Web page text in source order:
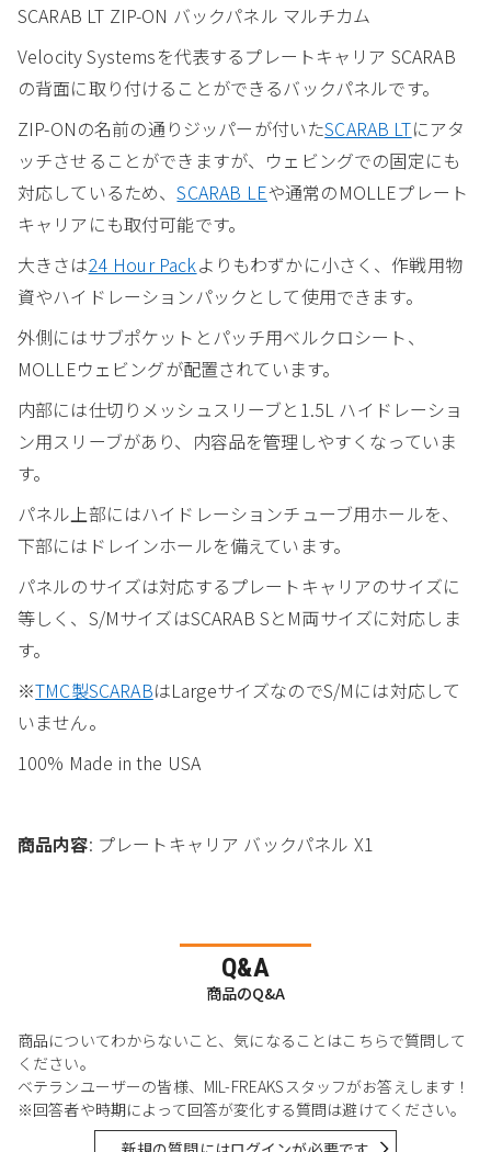
SCARAB LT ZIP-ON バックパネル マルチカム
Velocity Systemsを代表するプレートキャリア SCARAB
の背面に取り付けることができるバックパネルです。
ZIP-ONの名前の通りジッパーが付いたSCARAB LTにアタ
ッチさせることができますが、ウェビングでの固定にも
対応しているため、SCARAB LEや通常のMOLLEプレート
キャリアにも取付可能です。
大きさは24 Hour Packよりもわずかに小さく、作戦用物
資やハイドレーションパックとして使用できます。
外側にはサブポケットとパッチ用ベルクロシート、
MOLLEウェビングが配置されています。
内部には仕切りメッシュスリーブと1.5L ハイドレーショ
ン用スリーブがあり、内容品を管理しやすくなっていま
す。
パネル上部にはハイドレーションチューブ用ホールを、
下部にはドレインホールを備えています。
パネルのサイズは対応するプレートキャリアのサイズに
等しく、S/MサイズはSCARAB SとM両サイズに対応しま
す。
※TMC製SCARABはLargeサイズなのでS/Mには対応して
いません。
100% Made in the USA
商品内容: プレートキャリア バックパネル X1
Q&A
商品のQ&A
商品についてわからないこと、気になることはこちらで質問して
ください。
ベテランユーザーの皆様、MIL-FREAKSスタッフがお答えします！
※回答者や時期によって回答が変化する質問は避けてください。